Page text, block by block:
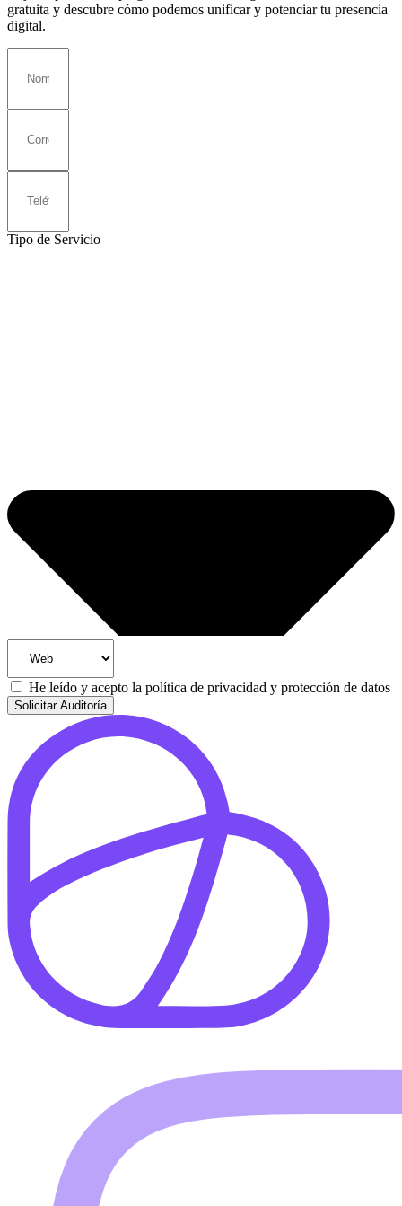
gratuita y descubre cómo podemos unificar y potenciar tu presencia
digital.
Tipo de Servicio
He leído y acepto la política de privacidad y protección de datos
Solicitar Auditoría